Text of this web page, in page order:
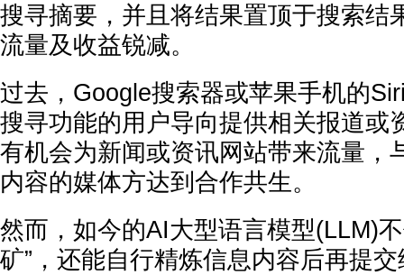
搜寻摘要，并且将结果置顶于搜索结
流量及收益锐减。
过去，Google搜索器或苹果手机的
搜寻功能的用户导向提供相关报道或
有机会为新闻或资讯网站带来流量，
内容的媒体方达到合作共生。
然而，如今的AI大型语言模型(LLM)
矿”，还能自行精炼信息内容后再提